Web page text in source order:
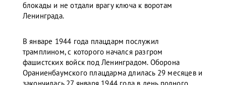
блокады и не отдали врагу ключа к воротам
Ленинграда.
В январе 1944 года плацдарм послужил
трамплином, с которого начался разгром
фашистских войск под Ленинградом. Оборона
Ораниенбаумского плацдарма длилась 29 месяцев и